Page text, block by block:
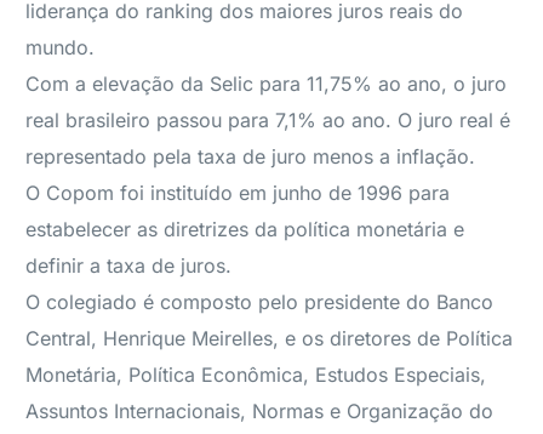
liderança do ranking dos maiores juros reais do
mundo.
Com a elevação da Selic para 11,75% ao ano, o juro
real brasileiro passou para 7,1% ao ano. O juro real é
representado pela taxa de juro menos a inflação.
O Copom foi instituído em junho de 1996 para
estabelecer as diretrizes da política monetária e
definir a taxa de juros.
O colegiado é composto pelo presidente do Banco
Central, Henrique Meirelles, e os diretores de Política
Monetária, Política Econômica, Estudos Especiais,
Assuntos Internacionais, Normas e Organização do